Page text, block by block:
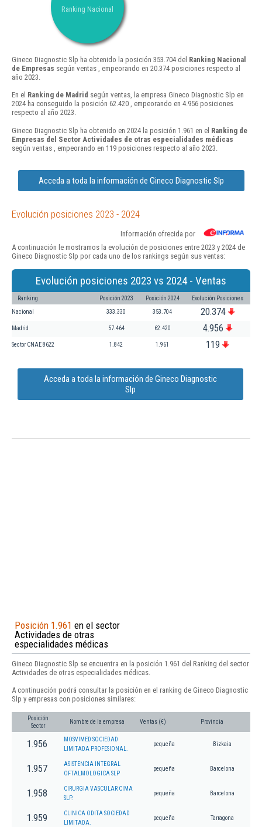
Ranking Nacional
Gineco Diagnostic Slp ha obtenido la posición 353.704 del Ranking Nacional
de Empresas según ventas , empeorando en 20.374 posiciones respecto al
año 2023.
En el Ranking de Madrid según ventas, la empresa Gineco Diagnostic Slp en
2024 ha conseguido la posición 62.420 , empeorando en 4.956 posiciones
respecto al año 2023.
Gineco Diagnostic Slp ha obtenido en 2024 la posición 1.961 en el Ranking de
Empresas del Sector Actividades de otras especialidades médicas
según ventas , empeorando en 119 posiciones respecto al año 2023.
Acceda a toda la información de Gineco Diagnostic Slp
Evolución posiciones 2023 - 2024
Información ofrecida por
A continuación le mostramos la evolución de posiciones entre 2023 y 2024 de
Gineco Diagnostic Slp por cada uno de los rankings según sus ventas:
Evolución posiciones 2023 vs 2024 - Ventas
Ranking Posición 2023 Posición 2024 Evolución Posiciones
Nacional 333.330 353.704 20.374
Madrid 57.464 62.420 4.956
Sector CNAE 8622 1.842 1.961 119
Acceda a toda la información de Gineco Diagnostic
Slp
Posición 1.961 en el sector
Actividades de otras
especialidades médicas
Gineco Diagnostic Slp se encuentra en la posición 1.961 del Ranking del sector
Actividades de otras especialidades médicas.
A continuación podrá consultar la posición en el ranking de Gineco Diagnostic
Slp y empresas con posiciones similares:
Posición
Sector
Nombre de la empresa Ventas (€) Provincia
1.956
MOSVIMED SOCIEDAD
LIMITADA PROFESIONAL.
pequeña Bizkaia
1.957
ASISTENCIA INTEGRAL
OFTALMOLOGICA SLP
pequeña Barcelona
1.958
CIRURGIA VASCULAR CIMA
SLP.
pequeña Barcelona
1.959
CLINICA ODITA SOCIEDAD
LIMITADA.
pequeña Tarragona